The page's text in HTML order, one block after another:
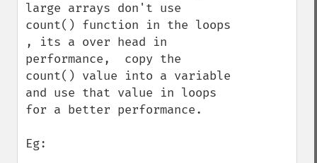
large arrays don't use
count() function in the loops
, its a over head in
performance,  copy the
count() value into a variable
and use that value in loops
for a better performance.
Eg: